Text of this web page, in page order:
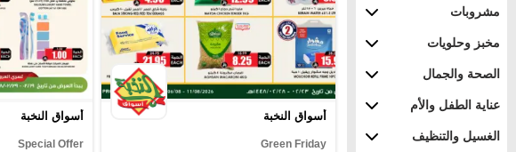
مشروبات
مخبز وحلويات
الصحة والجمال
عناية الطفل والأم
الغسيل والتنظيف
أسواق النخبة
Green Friday
أسواق النخبة
Special Offer